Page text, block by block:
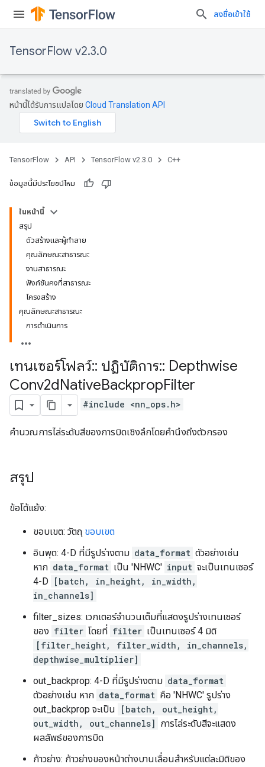
ลงชื่อเข้าใช้
TensorFlow v2.3.0
หน้านี้ได้รับการแปลโดย Cloud Translation API
TensorFlow API TensorFlow v2.3.0 C++
ข้อมูลนี้มีประโยชน์ไหม
ในหน้านี้
สรุป
ตัวสร้างและผู้ทำลาย
คุณลักษณะสาธารณะ
งานสาธารณะ
ฟังก์ชันคงที่สาธารณะ
โครงสร้าง
คุณลักษณะสาธารณะ
การดำเนินการ
เทนเซอร์โฟลว์:: ปฏิบัติการ:: Depthwise
Conv2dNativeBackpropFilter
#include <nn_ops.h>
คำนวณการไล่ระดับสีของการบิดเชิงลึกโดยคำนึงถึงตัวกรอง
สรุป
ข้อโต้แย้ง:
ขอบเขต: วัตถุ ขอบเขต
อินพุต: 4-D ที่มีรูปร่างตาม data_format ตัวอย่างเช่น
หาก data_format เป็น 'NHWC' input จะเป็นเทนเซอร์
4-D [batch, in_height, in_width,
in_channels]
filter_sizes: เวกเตอร์จำนวนเต็มที่แสดงรูปร่างเทนเซอร์
ของ filter โดยที่ filter เป็นเทนเซอร์ 4 มิติ
[filter_height, filter_width, in_channels,
depthwise_multiplier]
out_backprop: 4-D ที่มีรูปร่างตาม data_format
ตัวอย่างเช่น หาก data_format คือ 'NHWC' รูปร่าง
out_backprop จะเป็น
[batch, out_height,
out_width, out_channels] การไล่ระดับสีจะแสดง
ผลลัพธ์ของการบิด
ก้าวย่าง: ก้าวย่างของหน้าต่างบานเลื่อนสำหรับแต่ละมิติของ